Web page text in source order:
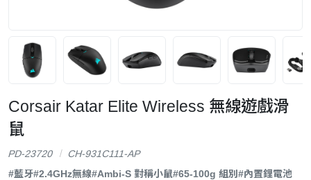
Corsair Katar Elite Wireless 無線遊戲滑
鼠
PD-23720
CH-931C111-AP
#藍牙#2.4GHz無線#Ambi-S 對稱小鼠#65-100g 組別 #內置鋰電池